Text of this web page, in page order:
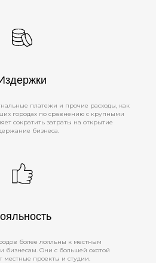
платежи и прочие расходы, как
городах по сравнению с крупными
сократить затраты на открытие
бизнеса.
более лояльны к местным
бизнесам. Они с большей охотой
местные проекты и студии.